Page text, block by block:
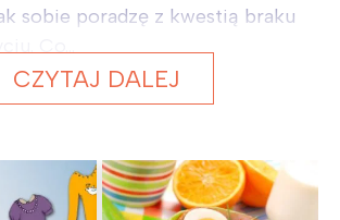
sobie poradzę z kwestią braku
CZYTAJ DALEJ